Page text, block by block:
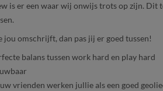
is er een waar wij onwijs trots op zijn. Dit
jou omschrijft, dan pas jij er goed tussen!
balans tussen work hard en play hard
vrienden werken jullie als een goed